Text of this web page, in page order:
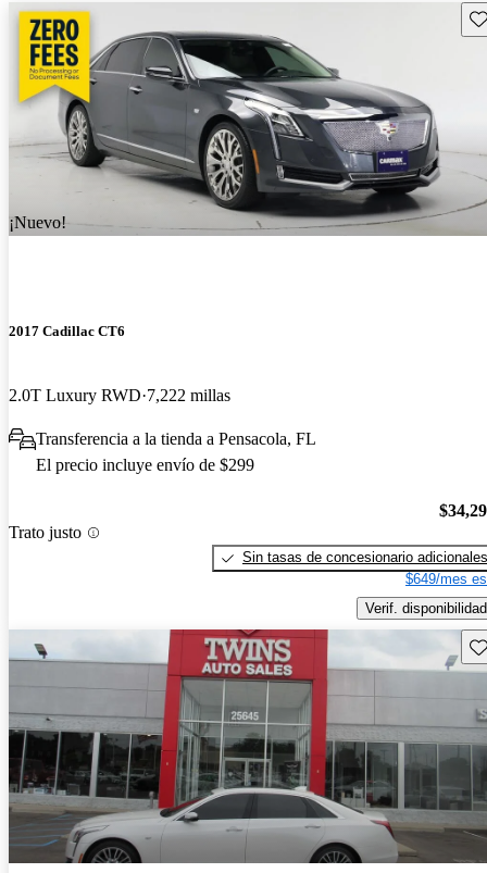
¡Nuevo!
2017 Cadillac CT6
2.0T Luxury RWD 7,222 millas
Transferencia a la tienda a Pensacola, FL
El precio incluye envío de $299
Trato justo
Sin tasas de concesionario adicionales
$649/mes
Verif. disponibilidad